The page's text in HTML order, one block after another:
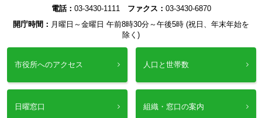
電話： 03-3430-1111 ファクス： 03-3430-6870
開庁時間： 月曜日～金曜日 午前8時30分～午後5時 (祝日、年末年始を
除く)
市役所へのアクセス 人口と世帯数
日曜窓口 組織・窓口の案内